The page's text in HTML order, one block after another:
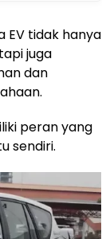
EV tidak hanya
juga
dan
peran yang
sendiri.